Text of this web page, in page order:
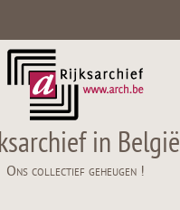
in België
Ons collectief geheugen !